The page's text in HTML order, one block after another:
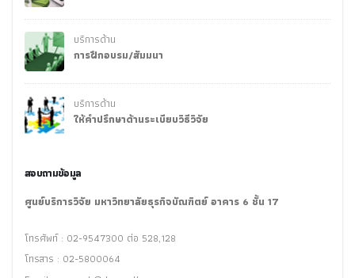
บริการด้าน
การฝึกอบรม/สัมมนา
บริการด้าน
ให้คำปรึกษาด้านระเบียบวิธีวิจัย
สอบถามข้อมูล
ศูนย์บริการวิจัย มหาวิทยาลัยธุรกิจบัณฑิตย์ อาคาร 6 ชั้น 17
โทรศัพท์ : 02-9547300 ต่อ 528,128
โทรสาร : 02-5800064